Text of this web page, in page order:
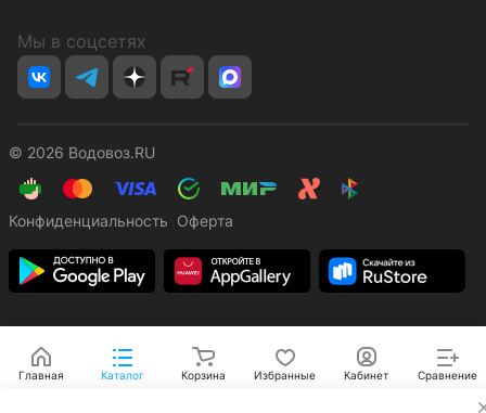
Мы в соцсетях
© 2026 Водовоз.RU
Конфиденциальность Оферта
Главная Каталог Корзина Избранные Кабинет Сравнение